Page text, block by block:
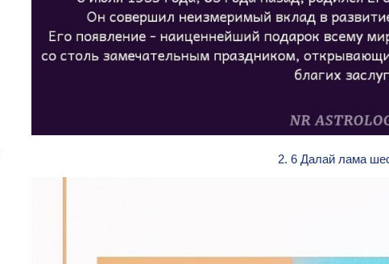
2. 6 Далай лама